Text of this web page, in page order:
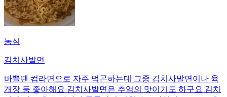
농심
김치사발면
바쁠땐 컵라면으로 자주 먹곤하는데 그중 김치사발면이나 육
개장 등 좋아해요 김치사발면은 추억의 맛이기도 하구요 김치